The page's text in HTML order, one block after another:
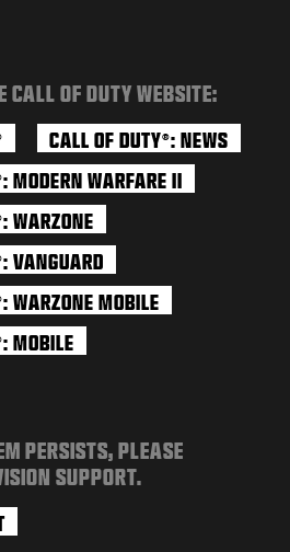
CALL OF DUTY WEBSITE:
CALL OF DUTY®: NEWS
: MODERN WARFARE II
: WARZONE
: VANGUARD
: WARZONE MOBILE
: MOBILE
PERSISTS, PLEASE
SUPPORT.